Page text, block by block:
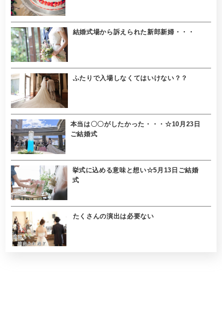
結婚式場から訴えられた新郎新婦・・・
ふたりで入場しなくてはいけない？？
本当は〇〇がしたかった・・・☆10月23日
ご結婚式
挙式に込める意味と想い☆5月13日ご結婚
式
たくさんの演出は必要ない